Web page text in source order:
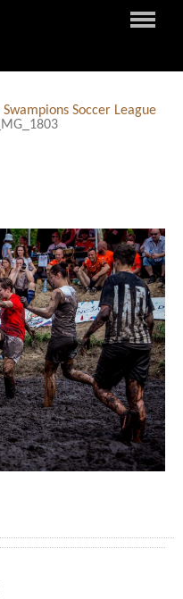
Swampions Soccer League
_MG_1803